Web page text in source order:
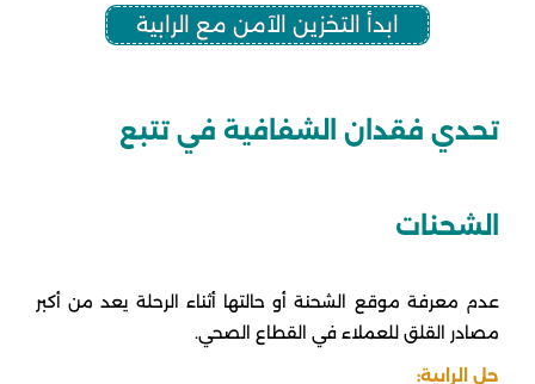
ابدأ التخزين الآمن مع الرابية
تحدي فقدان الشفافية في تتبع
الشحنات
عدم معرفة موقع الشحنة أو حالتها أثناء الرحلة يعد من أكبر
مصادر القلق للعملاء في القطاع الصحي.
حل الرابية: